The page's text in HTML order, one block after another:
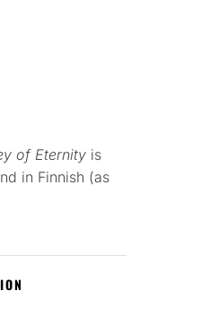
of Eternity is
in Finnish (as